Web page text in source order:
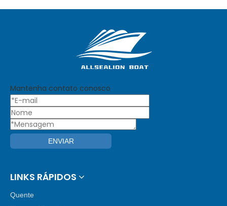
Mantenha contato conosco
ENVIAR
LINKS RÁPIDOS
Quente